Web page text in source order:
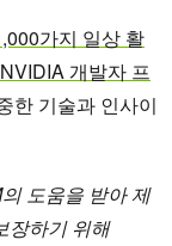
가지 일상 활
NVIDIA 개발자 프
한 기술과 인사이
도움을 받아 제
장하기 위해